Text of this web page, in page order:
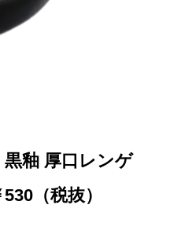
釉 厚口レンゲ
（税抜）